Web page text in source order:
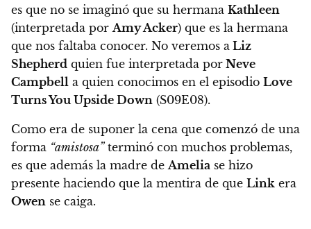
es que no se imaginó que su hermana Kathleen
(interpretada porAmy Acker) que es la hermana
que nos faltaba conocer. No veremos a Liz
Shepherd quien fue interpretada por Neve
Campbell a quien conocimos en el episodio Love
Turns You Upside Down (S09E08).
Como era de suponer la cena que comenzó de una
forma “amistosa”terminó con muchos problemas,
es que además la madre deAmelia se hizo
presente haciendo que la mentira de que Link era
Owen se caiga.